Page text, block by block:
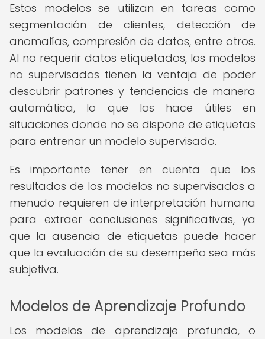
Estos modelos se utilizan en tareas como
segmentación de clientes, detección de
anomalías, compresión de datos, entre otros.
Al no requerir datos etiquetados, los modelos
no supervisados tienen la ventaja de poder
descubrir patrones y tendencias de manera
automática, lo que los hace útiles en
situaciones donde no se dispone de etiquetas
para entrenar un modelo supervisado.
Es importante tener en cuenta que los
resultados de los modelos no supervisados a
menudo requieren de interpretación humana
para extraer conclusiones significativas, ya
que la ausencia de etiquetas puede hacer
que la evaluación de su desempeño sea más
subjetiva.
Modelos de Aprendizaje Profundo
Los modelos de aprendizaje profundo, o